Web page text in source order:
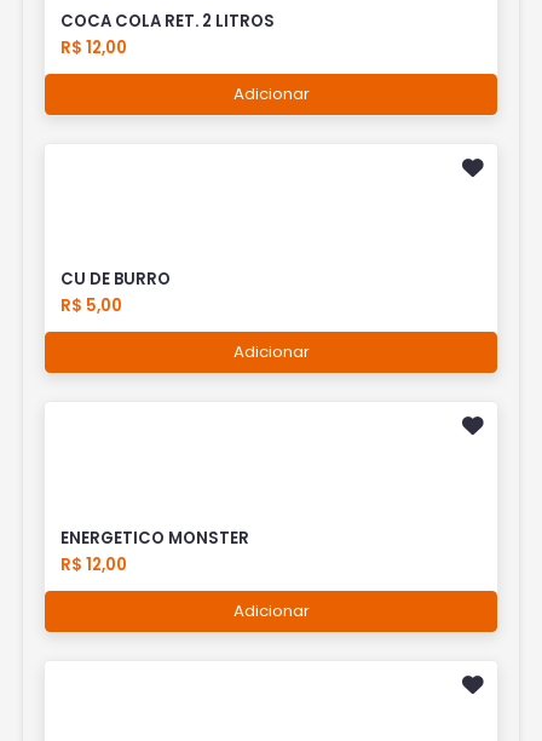
COCA COLA RET. 2 LITROS
R$ 12,00
Adicionar
CU DE BURRO
R$ 5,00
Adicionar
ENERGETICO MONSTER
R$ 12,00
Adicionar